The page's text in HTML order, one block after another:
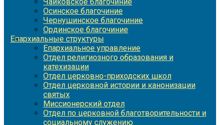
Осинское благочиние
Чернушинское благочиние
Ординское благочиние
Епархиальные структуры
Епархиальное управление
Отдел религиозного образования и
катехизации
Отдел церковно-приходских школ
Отдел церковной истории и канонизации
святых
Миссионерский отдел
Отдел по церковной благотворительности и
социальному служению